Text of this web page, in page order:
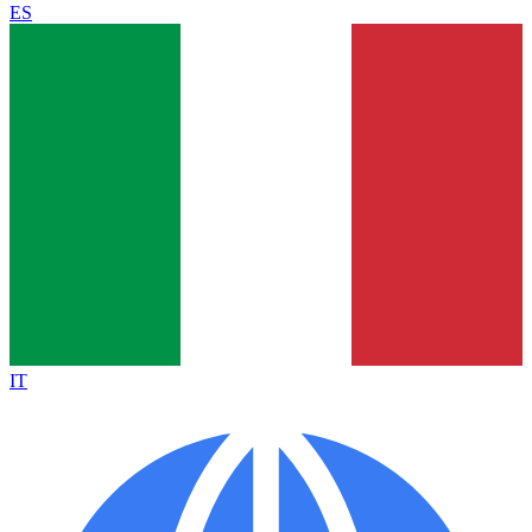
ES
IT